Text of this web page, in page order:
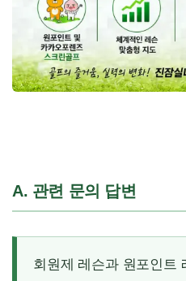
A. 관련 문의 답변
회원제 레슨과 원포인트